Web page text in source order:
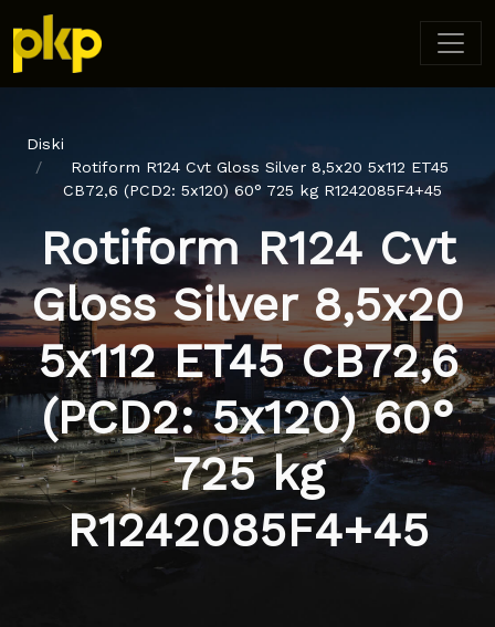
Diski
Rotiform R124 Cvt Gloss Silver 8,5x20 5x112 ET45
CB72,6 (PCD2: 5x120) 60° 725 kg R1242085F4+45
Rotiform R124 Cvt
Gloss Silver 8,5x20
5x112 ET45 CB72,6
(PCD2: 5x120) 60°
725 kg
R1242085F4+45